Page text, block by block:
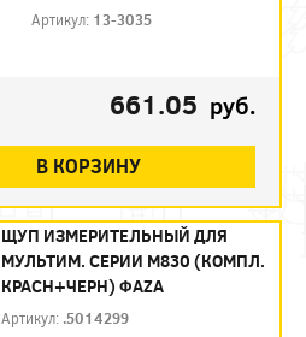
Артикул: 13-3035
661.05 руб.
В КОРЗИНУ
ЩУП ИЗМЕРИТЕЛЬНЫЙ ДЛЯ
МУЛЬТИМ. СЕРИИ М830 (КОМПЛ.
КРАСН+ЧЕРН) ФАZА
Артикул: .5014299